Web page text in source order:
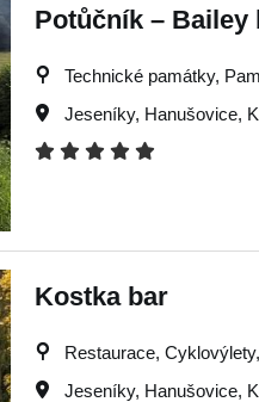
Potůčník – Bailey
Technické památky,
Jeseníky, Hanušovice,
Kostka bar
Restaurace,
Jeseníky, Hanušovice,